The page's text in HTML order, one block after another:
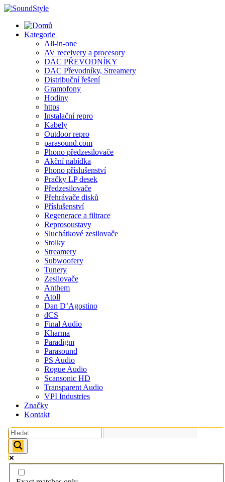
Skip
content
Kategorie
All-in-one
AV receivery a procesory
DAC PŘEVODNÍKY
DAC Převodníky, Streamery
Distribuční řešení
Gramofony
Hodiny
https
Instalační repro
Kabely
Outdoor repro
parasound.com
Phono předzesilovače
Akční nabídka
Phono příslušenství
Pračky LP desek
Předzesilovače
Přehrávače disků
Příslušenství
Regenerace a filtrace
Reprosoustavy
Sluchátkové zesilovače
Stolky
Streamery
Subwoofery
Tunery
Zesilovače
Anthem
Atoll
Dan D’Agostino
dCS
Final Audio
Kharma
Paradigm
Parasound
PS Audio
Rogue Audio
Scansonic HD
Transparent Audio
VPI Industries
Značky
Kontakt